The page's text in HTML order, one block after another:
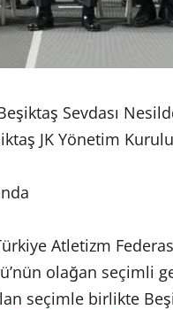
Sevdası
JK Yönetim
Atletizm
olağan seçimli
seçimle birlikte